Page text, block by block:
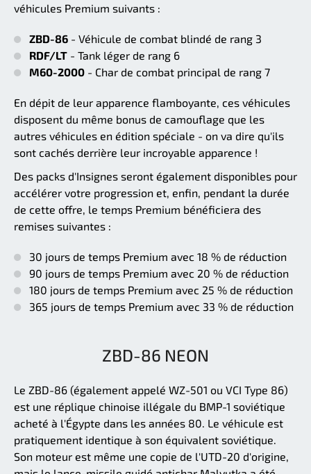
véhicules Premium suivants :
ZBD-86 - Véhicule de combat blindé de rang 3
RDF/LT - Tank léger de rang 6
M60-2000 - Char de combat principal de rang 7
En dépit de leur apparence flamboyante, ces véhicules
disposent du même bonus de camouflage que les
autres véhicules en édition spéciale - on va dire qu'ils
sont cachés derrière leur incroyable apparence !
Des packs d'Insignes seront également disponibles pour
accélérer votre progression et, enfin, pendant la durée
de cette offre, le temps Premium bénéficiera des
remises suivantes :
30 jours de temps Premium avec 18 % de réduction
90 jours de temps Premium avec 20 % de réduction
180 jours de temps Premium avec 25 % de réduction
365 jours de temps Premium avec 33 % de réduction
ZBD-86 NEON
Le ZBD-86 (également appelé WZ-501 ou VCI Type 86)
est une réplique chinoise illégale du BMP-1 soviétique
acheté à l'Égypte dans les années 80. Le véhicule est
pratiquement identique à son équivalent soviétique.
Son moteur est même une copie de l'UTD-20 d'origine,